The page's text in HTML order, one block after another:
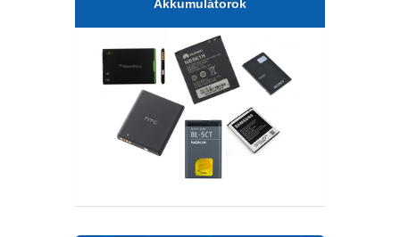
Akkumulátorok